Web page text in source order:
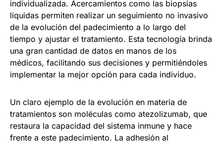
individualizada. Acercamientos como las biopsias
líquidas permiten realizar un seguimiento no invasivo
de la evolución del padecimiento a lo largo del
tiempo y ajustar el tratamiento. Esta tecnología brinda
una gran cantidad de datos en manos de los
médicos, facilitando sus decisiones y permitiéndoles
implementar la mejor opción para cada individuo.
Un claro ejemplo de la evolución en materia de
tratamientos son moléculas como atezolizumab, que
restaura la capacidad del sistema inmune y hace
frente a este padecimiento. La adhesión al